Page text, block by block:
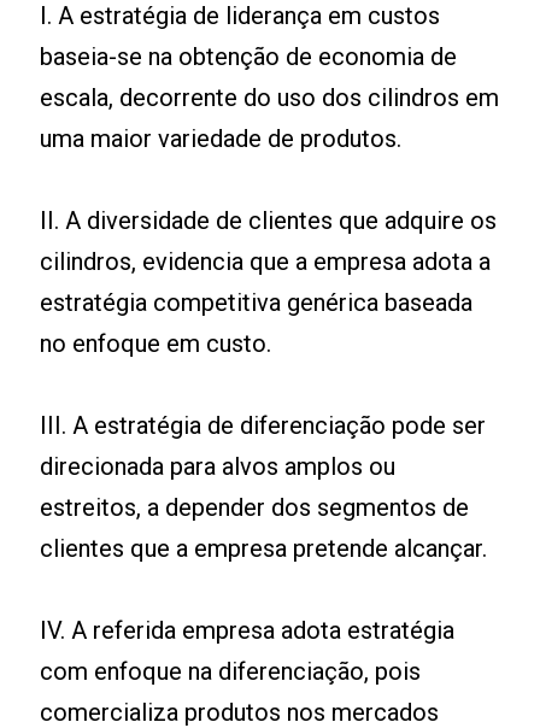
I. A estratégia de liderança em custos
baseia-se na obtenção de economia de
escala, decorrente do uso dos cilindros em
uma maior variedade de produtos.
II. A diversidade de clientes que adquire os
cilindros, evidencia que a empresa adota a
estratégia competitiva genérica baseada
no enfoque em custo.
III. A estratégia de diferenciação pode ser
direcionada para alvos amplos ou
estreitos, a depender dos segmentos de
clientes que a empresa pretende alcançar.
IV. A referida empresa adota estratégia
com enfoque na diferenciação, pois
comercializa produtos nos mercados